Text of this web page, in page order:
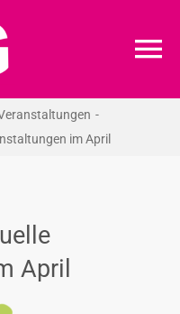
im April
April